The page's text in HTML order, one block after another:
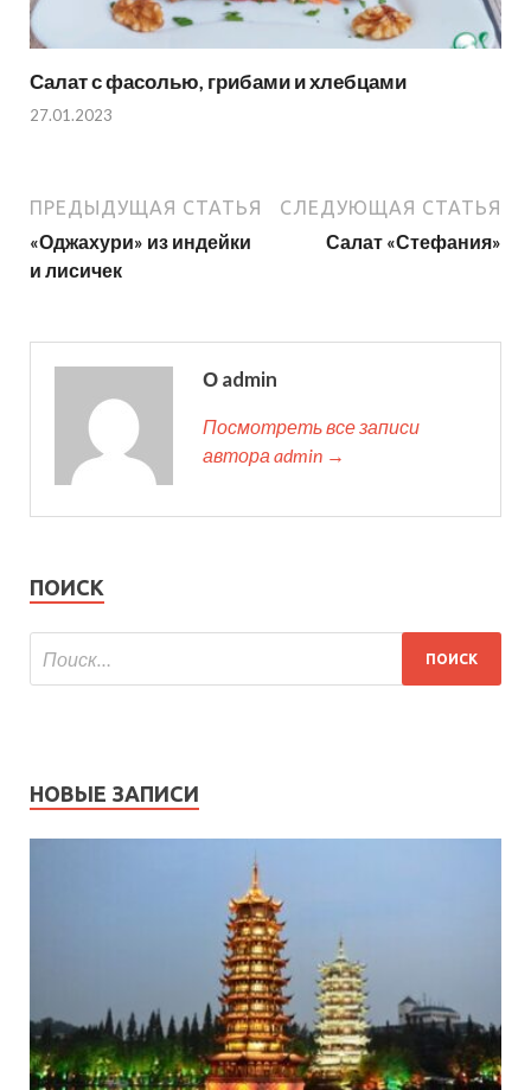
Салат с фасолью, грибами и хлебцами
27.01.2023
ПРЕДЫДУЩАЯ СТАТЬЯ
«Оджахури» из индейки
и лисичек
СЛЕДУЮЩАЯ СТАТЬЯ
Салат «Стефания»
О admin
Посмотреть все записи
автора admin →
ПОИСК
НОВЫЕ ЗАПИСИ